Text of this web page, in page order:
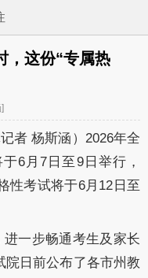
，这份“专属热
者 杨斯涵） 2026年全
于6月7 日至9日举行，
性考试将于6月 12 日至
进一步畅通考生及家长
院日前公布了各市州教